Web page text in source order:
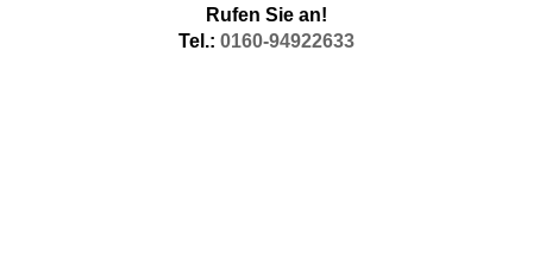
Rufen Sie an!
Tel.: 0160-94922633